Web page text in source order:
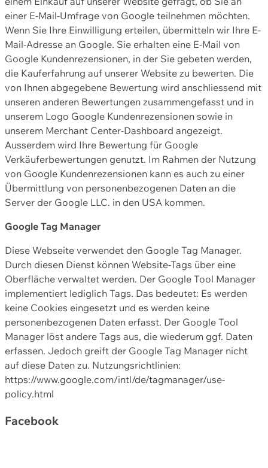
einer E-Mail-Umfrage von Google teilnehmen möchten.
Wenn Sie Ihre Einwilligung erteilen, übermitteln wir Ihre E-
Mail-Adresse an Google. Sie erhalten eine E-Mail von
Google Kundenrezensionen, in der Sie gebeten werden,
die Kauferfahrung auf unserer Website zu bewerten. Die
von Ihnen abgegebene Bewertung wird anschliessend mit
unseren anderen Bewertungen zusammengefasst und in
unserem Logo Google Kundenrezensionen sowie in
unserem Merchant Center-Dashboard angezeigt.
Ausserdem wird Ihre Bewertung für Google
Verkäuferbewertungen genutzt. Im Rahmen der Nutzung
von Google Kundenrezensionen kann es auch zu einer
Übermittlung von personenbezogenen Daten an die
Server der Google LLC. in den USA kommen.
Google Tag Manager
Diese Webseite verwendet den Google Tag Manager.
Durch diesen Dienst können Website-Tags über eine
Oberfläche verwaltet werden. Der Google Tool Manager
implementiert lediglich Tags. Das bedeutet: Es werden
keine Cookies eingesetzt und es werden keine
personenbezogenen Daten erfasst. Der Google Tool
Manager löst andere Tags aus, die wiederum ggf. Daten
erfassen. Jedoch greift der Google Tag Manager nicht
auf diese Daten zu. Nutzungsrichtlinien:
https://www.google.com/intl/de/tagmanager/use-
policy.html
Facebook